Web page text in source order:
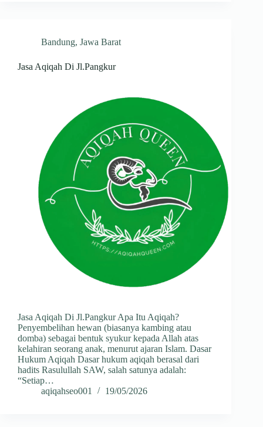
Bandung, Jawa Barat
Jasa Aqiqah Di Jl.Pangkur
Jasa Aqiqah Di Jl.Pangkur Apa Itu Aqiqah?
Penyembelihan hewan (biasanya kambing atau
domba) sebagai bentuk syukur kepada Allah atas
kelahiran seorang anak, menurut ajaran Islam. Dasar
Hukum Aqiqah Dasar hukum aqiqah berasal dari
hadits Rasulullah SAW, salah satunya adalah:
“Setiap…
aqiqahseo001
19/05/2026